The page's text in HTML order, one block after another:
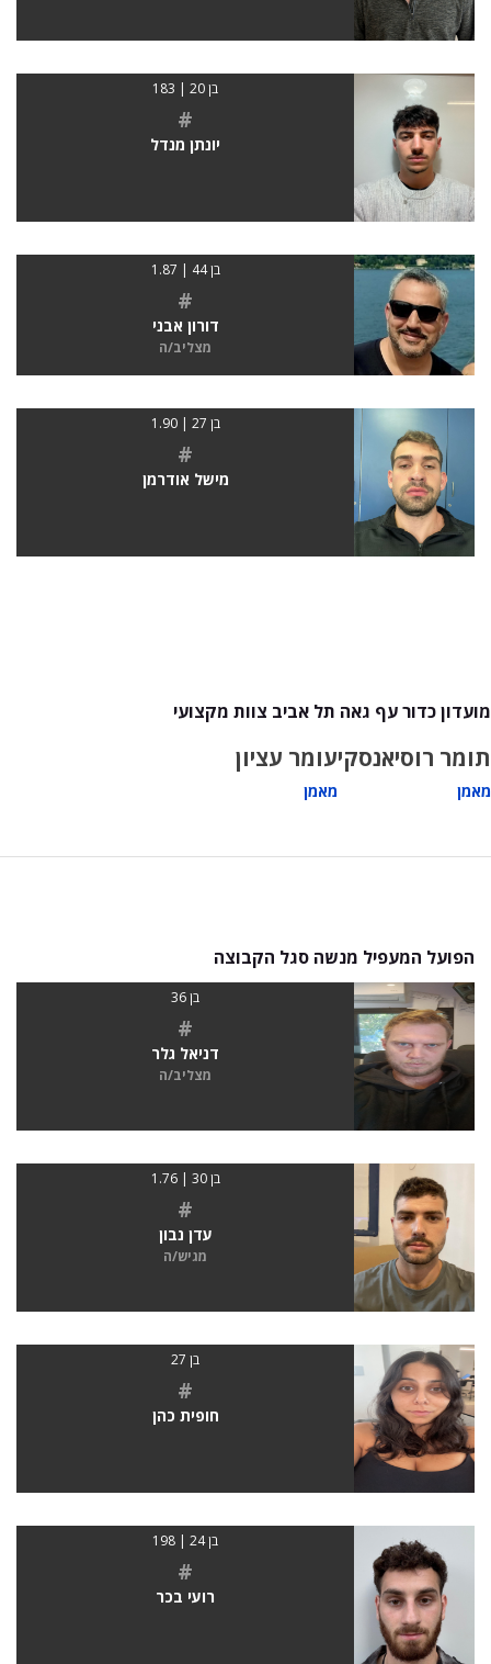
בן 20 | 183
#
יונתן מנדל
בן 44 | 1.87
#
דורון אבני
מצליב/ה
בן 27 | 1.90
#
מישל אודרמן
מועדון כדור עף גאה תל אביב צוות מקצועי
תומר רוסיאנסקי
מאמן
עומר עציון
מאמן
הפועל המעפיל מנשה סגל הקבוצה
בן 36
#
דניאל גלר
מצליב/ה
בן 30 | 1.76
#
עדן נבון
מגיש/ה
בן 27
#
חופית כהן
בן 24 | 198
#
רועי בכר